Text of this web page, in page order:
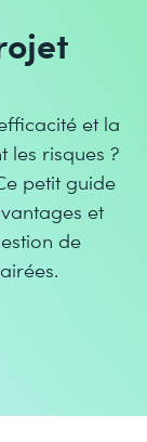
et la
les risques ?
petit guide
et
de